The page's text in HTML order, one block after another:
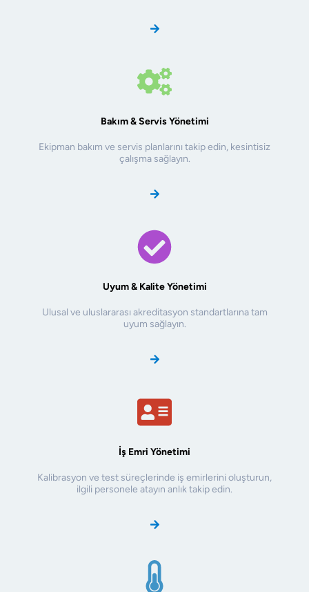
Bakım & Servis Yönetimi
Ekipman bakım ve servis planlarını takip edin, kesintisiz
çalışma sağlayın.
Uyum & Kalite Yönetimi
Ulusal ve uluslararası akreditasyon standartlarına tam
uyum sağlayın.
İş Emri Yönetimi
Kalibrasyon ve test süreçlerinde iş emirlerini oluşturun,
ilgili personele atayın anlık takip edin.